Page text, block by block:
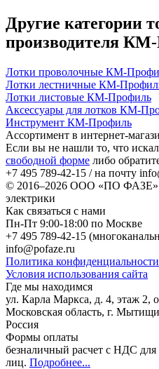
Другие категории
производителя
Лотки проволочные КМ-
Лотки лестничные КМ-
Лотки листовые КМ-Профиль
Аксессуары для лотков КМ-
Инструмент КМ-Профиль
Ассортимент в интернет-
Если вы не нашли то, что
свободной форме либо
+7 495 789-42-15 / на почту
© 2016–2026 ООО «ПО ФАЗЕ»
электрики
Как связаться с нами
Пн-Пт 9:00-18:00 по Москве
+7 495 789-42-15
info@pofaze.ru
Политика конфиденциальности
Условия использования сайта
Где мы находимся
ул. Карла Маркса, д. 4, этаж 2,
Московская область, г. Мытищи
Россия
Формы оплаты
безналичный расчет с НДС
лиц. Подробнее...